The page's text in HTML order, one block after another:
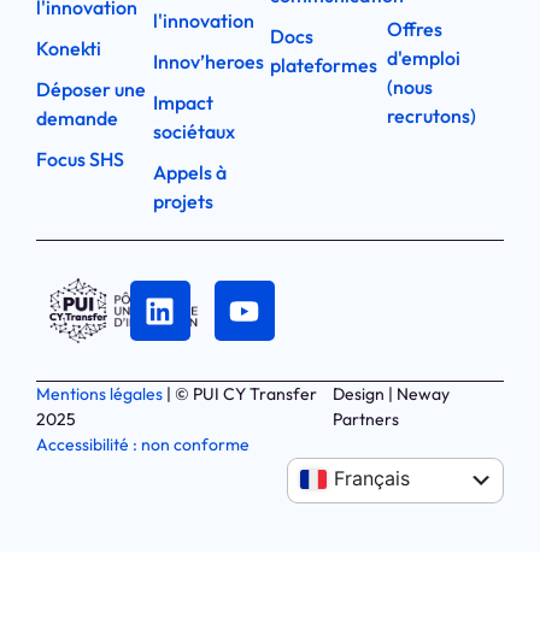
l'innovation
Konekti
Déposer une
demande
Focus SHS
l'innovation
Innov’heroes
Impact
sociétaux
Appels à
projets
Docs
plateformes
Offres
d'emploi
(nous
recrutons)
Mentions légales | © PUI CY Transfer
2025
Accessibilité : non conforme
Design | Neway
Partners
Anglais
Français